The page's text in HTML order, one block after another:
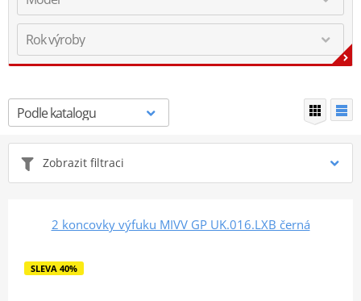
Zobrazit filtraci
2 koncovky výfuku MIVV GP UK.016.LXB černá
SLEVA 40%